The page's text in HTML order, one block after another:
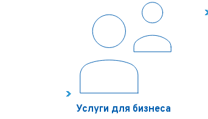
Услуги для бизнеса